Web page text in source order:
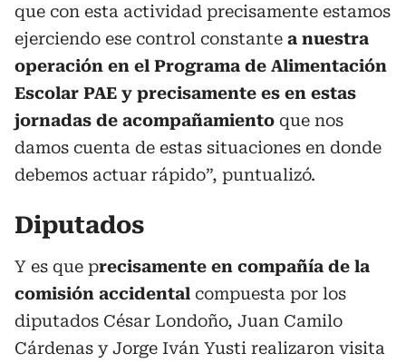
que con esta actividad precisamente estamos
ejerciendo ese control constante a nuestra
operación en el Programa de Alimentación
Escolar PAE y precisamente es en estas
jornadas de acompañamiento que nos
damos cuenta de estas situaciones en donde
debemos actuar rápido”, puntualizó.
Diputados
Y es que precisamente en compañía de la
comisión accidental compuesta por los
diputados César Londoño, Juan Camilo
Cárdenas y Jorge Iván Yusti realizaron visita